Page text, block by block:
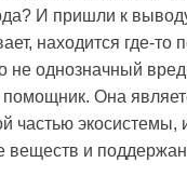
И пришли к
находится где-то
не однозначный
Она
частью экосистемы,
веществ и